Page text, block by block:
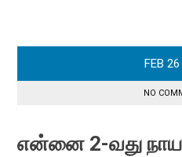
FEB 26
NO
என்னை 2-வது